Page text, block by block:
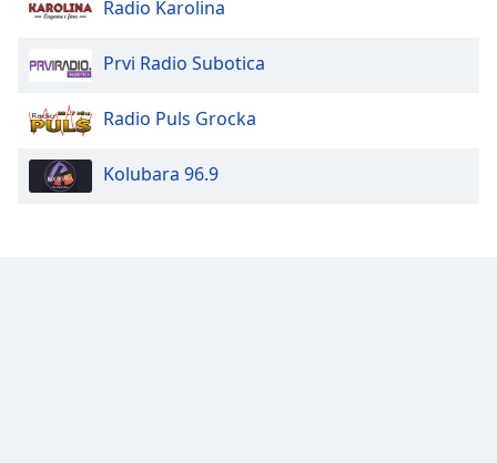
Family
Reset
Done
Close
Radio Karolina
Prvi Radio Subotica
Radio Puls Grocka
Kolubara 96.9